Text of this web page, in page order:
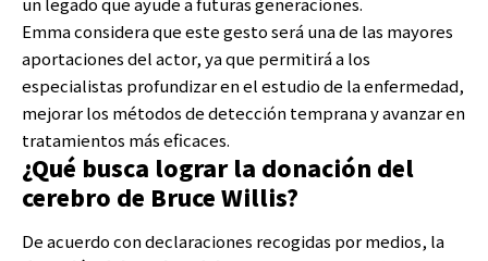
Emma considera que este gesto será una de las mayores
aportaciones del actor, ya que permitirá a los
especialistas profundizar en el estudio de la enfermedad,
mejorar los métodos de detección temprana y avanzar en
tratamientos más eficaces.
¿Qué busca lograr la donación del
cerebro de Bruce Willis?
De acuerdo con declaraciones recogidas por medios, la